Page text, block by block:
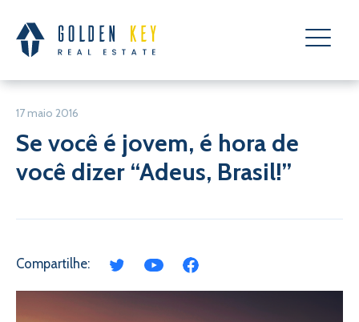
17 maio 2016
Se você é jovem, é hora de
você dizer “Adeus, Brasil!”
Compartilhe: